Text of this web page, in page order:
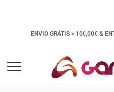
ENVIO GRÁTIS > 100,00€ &